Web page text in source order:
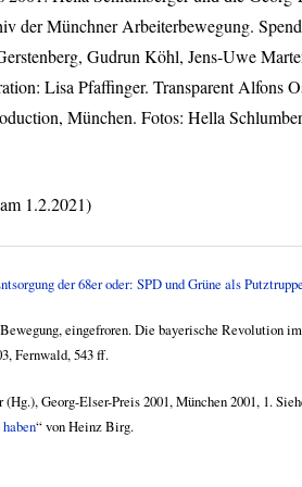
der Münchner Arbeiterbewegung.
Gudrun Köhl, Jens-Uwe
Lisa Pfaffinger. Transparent Alfons
München. Fotos: Hella
1.2.2021)
der 68er oder: SPDund Grüne als
eingefroren. Die bayerische Revolution
Fernwald, 543 ff.
Georg-Elser-Preis 2001, München 2001, 1.
“ von Heinz Birg.